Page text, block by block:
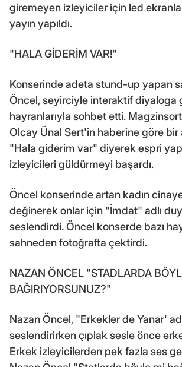
giremeyen izleyiciler için led
yayın yapıldı.
"HALA GİDERİM VAR!"
Konserinde adeta stund-up yapan
Öncel, seyirciyle interaktif diyaloga
hayranlarıyla sohbet etti.
Olcay Ünal Sert'in haberine göre bir
"Hala giderim var" diyerek espri
izleyicileri güldürmeyi başardı.
Öncel konserinde artan kadın
değinerek onlar için "İmdat" adlı
seslendirdi. Öncel konserde bazı
sahneden fotoğrafta çektirdi.
NAZAN ÖNCEL "STADLARDA
BAĞIRIYORSUNUZ?"
Nazan Öncel, "Erkekler de Yanar'
seslendirirken çıplak sesle önce
Erkek izleyicilerden pek fazla ses